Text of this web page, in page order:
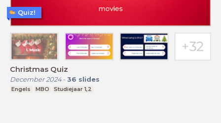
Christmas Quiz
December 2024- 36 slides
Engels MBO Studiejaar 1,2
Quiz!